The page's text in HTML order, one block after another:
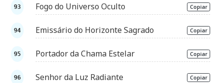
Fogo do Universo Oculto Copiar
Emissário do Horizonte Sagrado Copiar
Portador da Chama Estelar Copiar
Senhor da Luz Radiante Copiar